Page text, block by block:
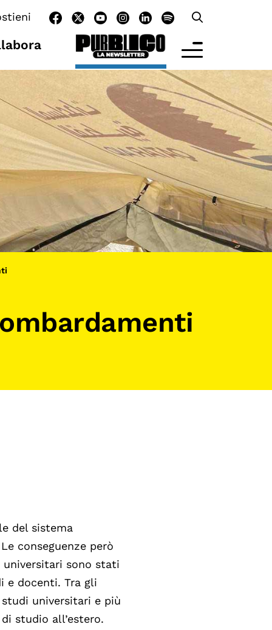
LA SCUOLA
per bambine e bambini
per le scuole
del Pensiero Politico
e Executive Program
del sistema
conseguenze però
sono stati
e docenti. Tra gli
universitari e più
studio all’estero.